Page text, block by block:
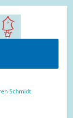
Schmidt